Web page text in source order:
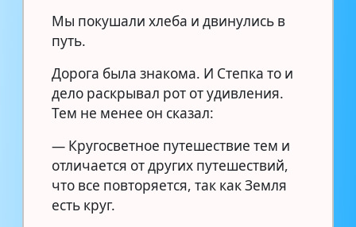
Мы покушали хлеба и двинулись в
путь.
Дорога была знакома. И Степка то и
дело раскрывал рот от удивления.
Тем не менее он сказал:
— Кругосветное путешествие тем и
отличается от других путешествий,
что все повторяется, так как Земля
есть круг.